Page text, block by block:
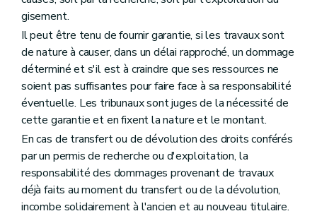
gisement.
Il peut être tenu de fournir garantie, si les travaux sont
de nature à causer, dans un délai rapproché, un dommage
déterminé et s'il est à craindre que ses ressources ne
soient pas suffisantes pour faire face à sa responsabilité
éventuelle. Les tribunaux sont juges de la nécessité de
cette garantie et en fixent la nature et le montant.
En cas de transfert ou de dévolution des droits conférés
par un permis de recherche ou d'exploitation, la
responsabilité des dommages provenant de travaux
déjà faits au moment du transfert ou de la dévolution,
incombe solidairement à l'ancien et au nouveau titulaire.